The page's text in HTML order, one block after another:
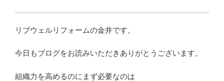
リブウェルリフォームの金井です。
今日もブログをお読みいただきありがとうございます。
組織力を高めるのにまず必要なのは